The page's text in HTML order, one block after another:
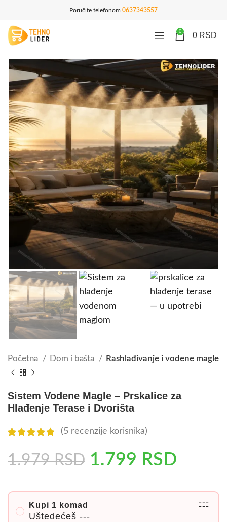
Poručite telefonom 0637343557
0 0 RSD
Početna Dom i bašta Rashlađivanje i vodene magle
Sistem Vodene Magle – Prskalice za
Hlađenje Terase i Dvorišta
(5 recenzije korisnika)
1.979RSD 1.799 RSD
Kupi 1 komad
Uštedećeš ---
---
---